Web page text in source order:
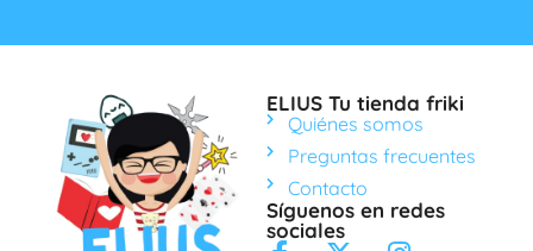
ELIUS Tu tienda friki
Quiénes somos
Preguntas frecuentes
Contacto
Síguenos en redes
sociales